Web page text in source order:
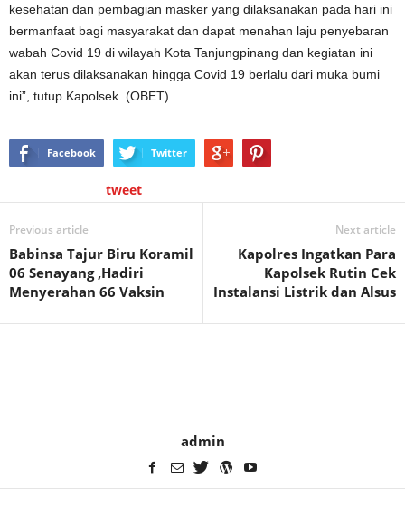
kesehatan dan pembagian masker yang dilaksanakan pada hari ini
bermanfaat bagi masyarakat dan dapat menahan laju penyebaran
wabah Covid 19 di wilayah Kota Tanjungpinang dan kegiatan ini
akan terus dilaksanakan hingga Covid 19 berlalu dari muka bumi
ini”, tutup Kapolsek. (OBET)
Facebook Twitter
tweet
Previous article
Babinsa Tajur Biru Koramil
06 Senayang ,Hadiri
Menyerahan 66 Vaksin
Next article
Kapolres Ingatkan Para
Kapolsek Rutin Cek
Instalansi Listrik dan Alsus
admin